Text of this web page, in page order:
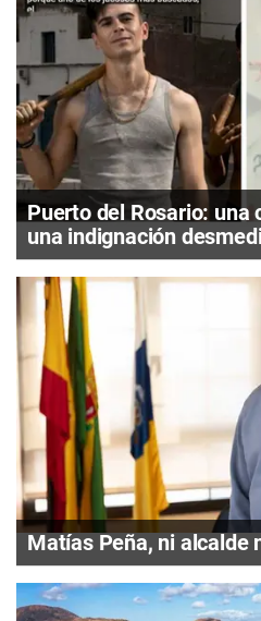
Puerto del Rosario: una
una indignación
Matías Peña, ni alcalde